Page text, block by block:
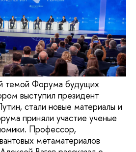
темой Форума будущих
выступил президент
стали новые материалы и
приняли участие ученые
Профессор,
метаматериалов